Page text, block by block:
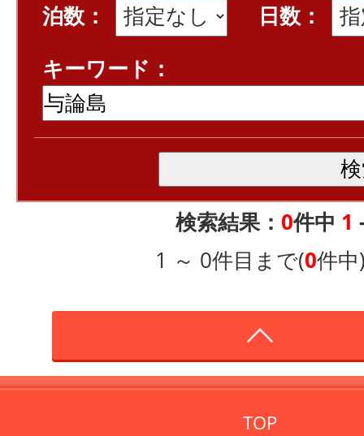
泊数：
日数：
キーワード：
検索結果： 0件中 1
1 ～ 0件目まで(0件中
TOP